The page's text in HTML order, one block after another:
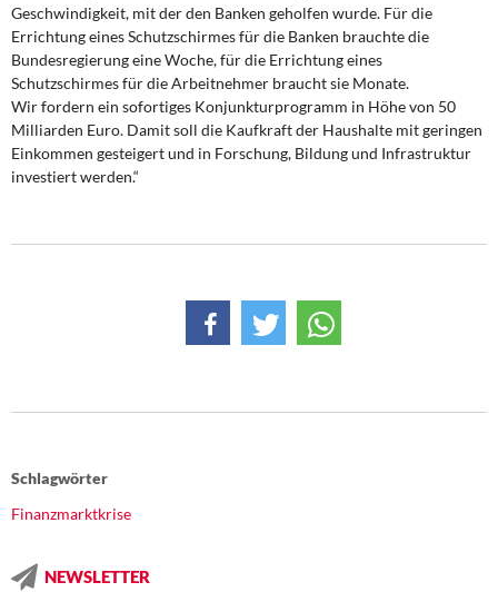
Öffentliche Infrastruktur und Daseinsvorsorge
Eurokrise und Griechenland
DIE LINKE
Weitere Themen
Rosa-Luxemburg-Stiftung
Geschwindigkeit, mit der den Banken geholfen wurde. Für die
Errichtung eines Schutzschirmes für die Banken brauchte die
Bundesregierung eine Woche, für die Errichtung eines
Schutzschirmes für die Arbeitnehmer braucht sie Monate.
Wir fordern ein sofortiges Konjunkturprogramm in Höhe von 50
Milliarden Euro. Damit soll die Kaufkraft der Haushalte mit geringen
Einkommen gesteigert und in Forschung, Bildung und Infrastruktur
investiert werden.“
Schlagwörter
Finanzmarktkrise
NEWSLETTER